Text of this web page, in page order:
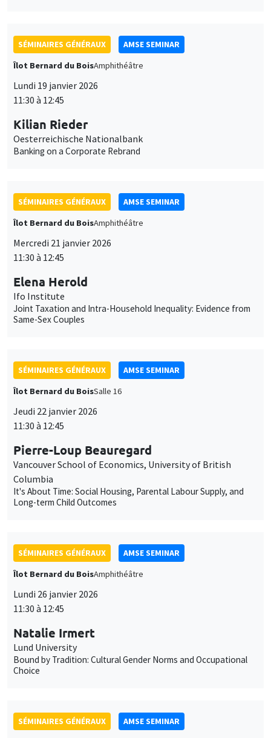
SÉMINAIRES GÉNÉRAUX
AMSE SEMINAR
Îlot Bernard du BoisAmphithéâtre
Lundi 19 janvier 2026
11:30 à 12:45
Kilian Rieder
Oesterreichische Nationalbank
Banking on a Corporate Rebrand
SÉMINAIRES GÉNÉRAUX
AMSE SEMINAR
Îlot Bernard du BoisAmphithéâtre
Mercredi 21 janvier 2026
11:30 à 12:45
Elena Herold
Ifo Institute
Joint Taxation and Intra-Household Inequality: Evidence from
Same-Sex Couples
SÉMINAIRES GÉNÉRAUX
AMSE SEMINAR
Îlot Bernard du BoisSalle 16
Jeudi 22 janvier 2026
11:30 à 12:45
Pierre-Loup Beauregard
Vancouver School of Economics, University of British
Columbia
It's About Time: Social Housing, Parental Labour Supply, and
Long-term Child Outcomes
SÉMINAIRES GÉNÉRAUX
AMSE SEMINAR
Îlot Bernard du BoisAmphithéâtre
Lundi 26 janvier 2026
11:30 à 12:45
Natalie Irmert
Lund University
Bound by Tradition: Cultural Gender Norms and Occupational
Choice
SÉMINAIRES GÉNÉRAUX
AMSE SEMINAR